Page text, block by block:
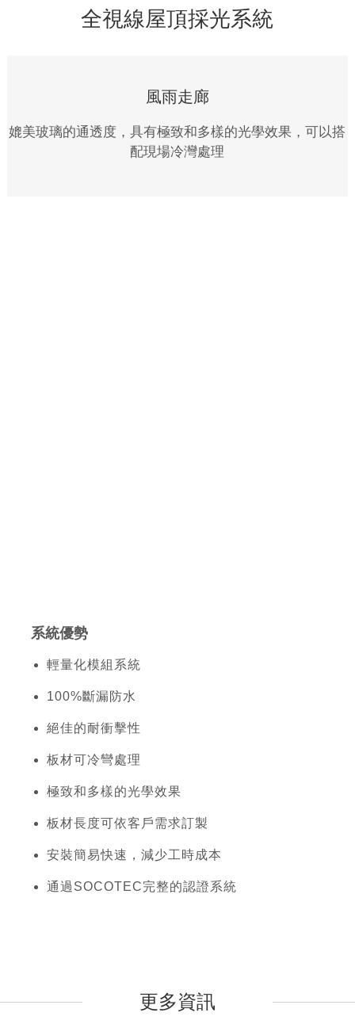
全視線屋頂採光系統
風雨走廊
媲美玻璃的通透度，具有極致和多樣的光學效果，可以搭
配現場冷灣處理
系統優勢
輕量化模組系統
100%斷漏防水
絕佳的耐衝擊性
板材可冷彎處理
極致和多樣的光學效果
板材長度可依客戶需求訂製
安裝簡易快速，減少工時成本
通過SOCOTEC完整的認證系統
更多資訊